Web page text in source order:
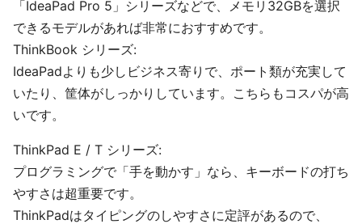
「IdeaPad Pro 5」シリーズなどで、メモリ32GBを選択
できるモデルがあれば非常におすすめです。
ThinkBook シリーズ:
IdeaPadよりも少しビジネス寄りで、ポート類が充実して
いたり、筐体がしっかりしています。こちらもコスパが高
いです。
ThinkPad E / T シリーズ:
プログラミングで「手を動かす」なら、キーボードの打ち
やすさは超重要です。
ThinkPadはタイピングのしやすさに定評があるので、